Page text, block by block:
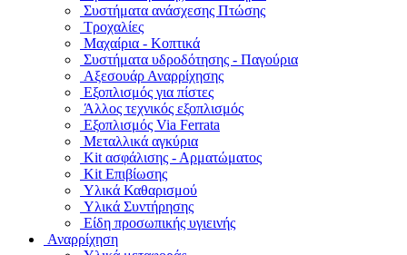
Συστήματα ανάσχεσης Πτώσης
Τροχαλίες
Μαχαίρια - Κοπτικά
Συστήματα υδροδότησης - Παγούρια
Αξεσουάρ Αναρρίχησης
Εξοπλισμός για πίστες
Άλλος τεχνικός εξοπλισμός
Εξοπλισμός Via Ferrata
Μεταλλικά αγκύρια
Kit ασφάλισης - Αρματώματος
Kit Επιβίωσης
Υλικά Καθαρισμού
Υλικά Συντήρησης
Είδη προσωπικής υγιεινής
Αναρρίχηση